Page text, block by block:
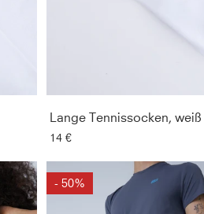
Lange Tennissocken, weiß
14 €
- 50%